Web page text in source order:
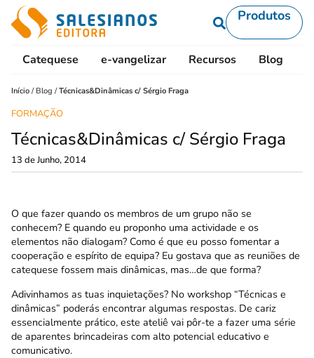
Produtos
Catequese e-vangelizar Recursos Blog
Início / Blog /Técnicas&Dinâmicas c/ Sérgio Fraga
FORMAÇÃO
Técnicas&Dinâmicas c/ Sérgio Fraga
13 de Junho, 2014
O que fazer quando os membros de um grupo não se
conhecem? E quando eu proponho uma actividade e os
elementos não dialogam? Como é que eu posso fomentar a
cooperação e espírito de equipa? Eu gostava que as reuniões de
catequese fossem mais dinâmicas, mas…de que forma?
Adivinhamos as tuas inquietações? No workshop “Técnicas e
dinâmicas” poderás encontrar algumas respostas. De cariz
essencialmente prático, este ateliê vai pôr-te a fazer uma série
de aparentes brincadeiras com alto potencial educativo e
comunicativo.